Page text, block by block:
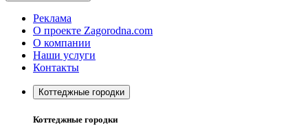
Реклама
О проекте Zagorodna.com
О компании
Наши услуги
Контакты
Коттеджные городки
Коттеджные городки